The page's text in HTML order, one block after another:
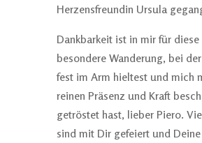
Herzensfreundin Ursula
Dankbarkeit ist in mir für diese
besondere Wanderung, bei
fest im Arm hieltest und mich
reinen Präsenz und Kraft
getröstet hast, lieber Piero.
sind mit Dir gefeiert und